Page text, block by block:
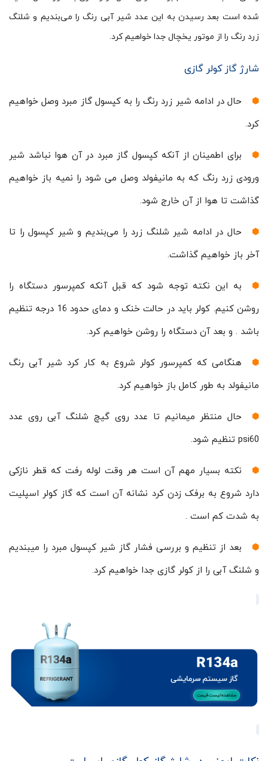
شده است بعد رسیدن به این عدد شیر آبی رنگ را می‌بندیم و شلنگ
زرد رنگ را از موتور یخچال جدا خواهیم کرد.
شارژ گاز کولر گازی
حال در ادامه شیر زرد رنگ را به کپسول گاز مبرد وصل خواهیم
کرد.
برای اطمینان از آنکه کپسول گاز مبرد در آن هوا نباشد شیر
ورودی زرد رنگ که به مانیفولد وصل می شود را نمیه باز خواهیم
گذاشت تا هوا از آن خارج شود.
حال در ادامه شیر شلنگ زرد را می‌بندیم و شیر کپسول را تا
آخر باز خواهیم گذاشت.
به این نکته توجه شود که قبل آنکه کمپرسور دستگاه را
روشن کنیم. کولر باید در حالت خنک و دمای حدود 16 درجه تنظیم
باشد . و بعد آن دستگاه را روشن خواهیم کرد.
هنگامی که کمپرسور کولر شروع به کار کرد شیر آبی رنگ
مانیفولد به طور کامل باز خواهیم کرد.
حال منتظر میمانیم تا عدد روی گیچ شلنگ آبی روی عدد
psi60 تنظیم شود.
نکته بسیار مهم آن است هر وقت لوله رفت که قطر نازکی
دارد شروع به برفک زدن کرد نشانه آن است که گاز کولر اسپلیت
به شدت کم است .
بعد از تنظیم و بررسی فشار گاز شیر کپسول مبرد را میبندیم
و شلنگ آبی را از کولر گازی جدا خواهیم کرد.